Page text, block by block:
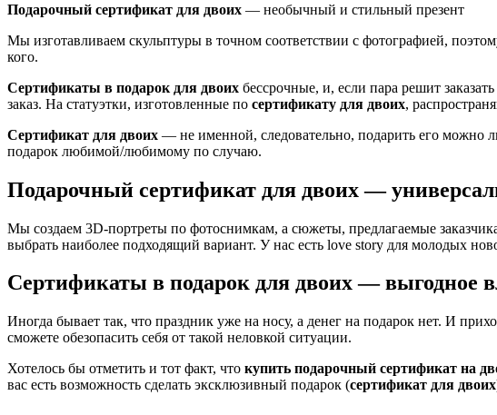
Подарочный сертификат для двоих — необычный и стильный презент
Мы изготавливаем скульптуры в точном соответствии с фотографией,
кого.
Сертификаты в подарок для двоих бессрочные, и, если пара решит
заказ. На статуэтки, изготовленные по сертификату для двоих,
Сертификат для двоих — не именной, следовательно, подарить его можно
подарок любимой/любимому по случаю.
Подарочный сертификат для двоих—
Мы создаем 3D-портреты по фотоснимкам, а сюжеты, предлагаемые
выбрать наиболее подходящий вариант. У нас есть love story для молодых
Сертификаты в подарок для двоих— выгодное
Иногда бывает так, что праздник уже на носу, а денег на подарок нет. И
сможете обезопасить себя от такой неловкой ситуации.
Хотелось бы отметить и тот факт, что купить подарочный сертификат на
вас есть возможность сделать эксклюзивный подарок (сертификат для двоих